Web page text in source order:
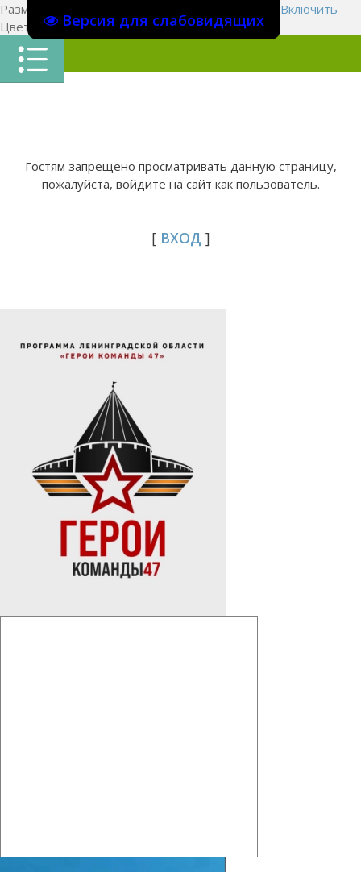
Версия для слабовидящих
Размер шрифта:
Включить
Цвет сайтаЦ Ц Ц Х
Гостям запрещено просматривать данную страницу,
пожалуйста, войдите на сайт как пользователь.
[ ВХОД ]